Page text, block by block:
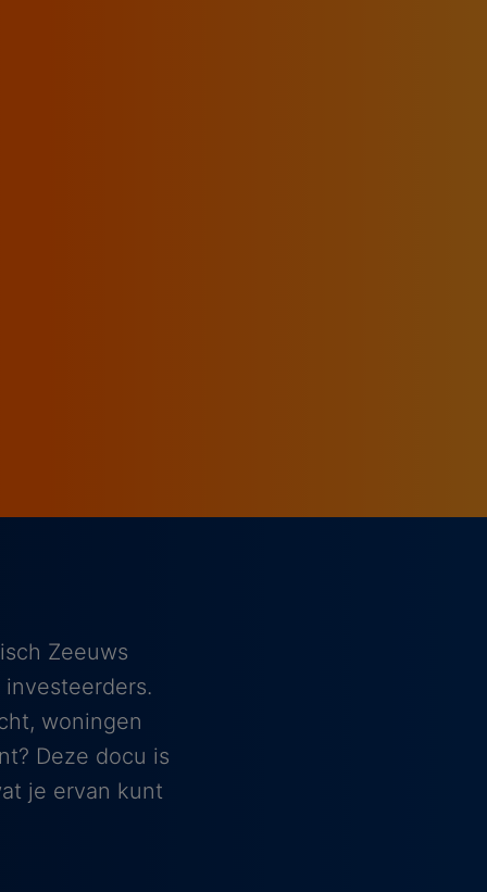
Zeeuws
woningen
Deze docu is
je ervan kunt